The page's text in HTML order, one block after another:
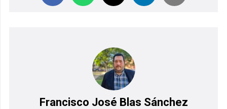
Francisco José Blas Sánchez